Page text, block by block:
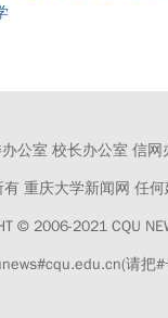
公室 校长办公室 信网
有 重庆大学新闻网 任何
© 2006-2021 CQU
请把